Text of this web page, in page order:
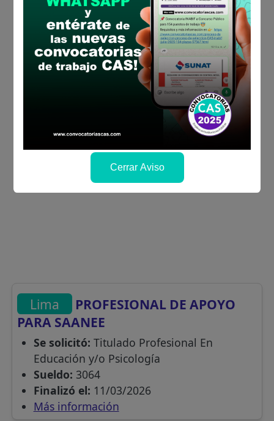
Lima
PROFESIONAL DE APOYO
PARA SAANEE
Se solicitó: Titulado Profesional En
Educación y/o Psicología
Sueldo: 3064
Finalizó el: 11/03/2026
Más información
Cerrar Aviso